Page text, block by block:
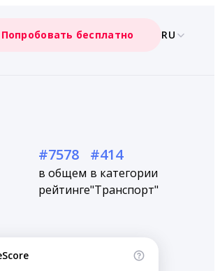
Попробовать бесплатно RU
#7578
в общем
рейтинге
#414
в категории
"Транспорт"